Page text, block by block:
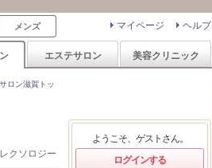
ヘルプ
マイページ
メンズ
エステサロン 美容クリニック
ロン滋賀トッ
クソロジー
ようこそ、ゲストさん。
ログインする